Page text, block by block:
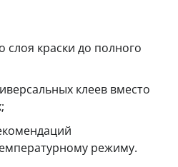
слоя краски до полного
клеев вместо
режиму.